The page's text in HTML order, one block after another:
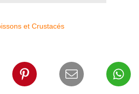
et Crustacés